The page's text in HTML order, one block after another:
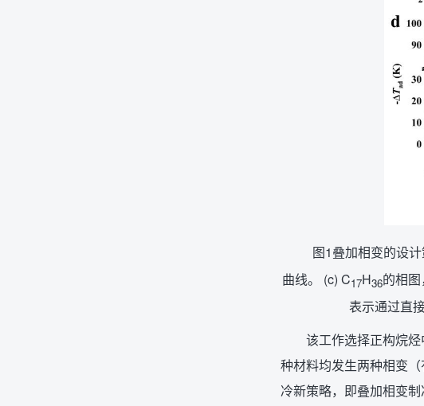
图1叠加相变的设
曲线。 (c) C17H36的相
表示通过直
该工作选择正构烷
种材料均发生两种相变
冷新策略，即叠加相变